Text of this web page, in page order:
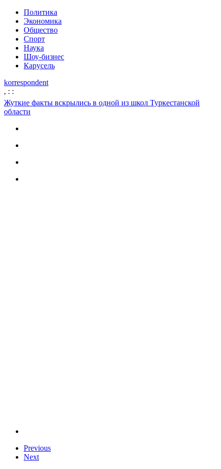
Политика
Экономика
Общество
Спорт
Наука
Шоу-бизнес
Карусель
korrespondent
, : :
Жуткие факты вскрылись в одной из школ Туркестанской
области
Previous
Next